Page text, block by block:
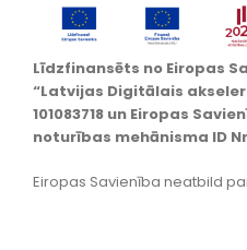
Līdzfinansēts no Eiropas
“Latvijas Digitālais
101083718 un Eiropas
noturības mehānisma ID
Eiropas Savienība neatbild